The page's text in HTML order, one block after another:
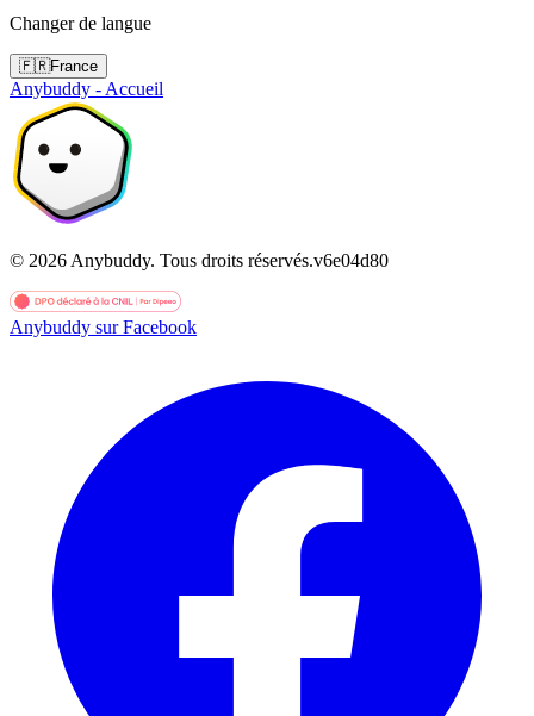
Changer de langue
🇫🇷France
Anybuddy - Accueil
© 2026 Anybuddy. Tous droits réservés.v6e04d80
Anybuddy sur Facebook